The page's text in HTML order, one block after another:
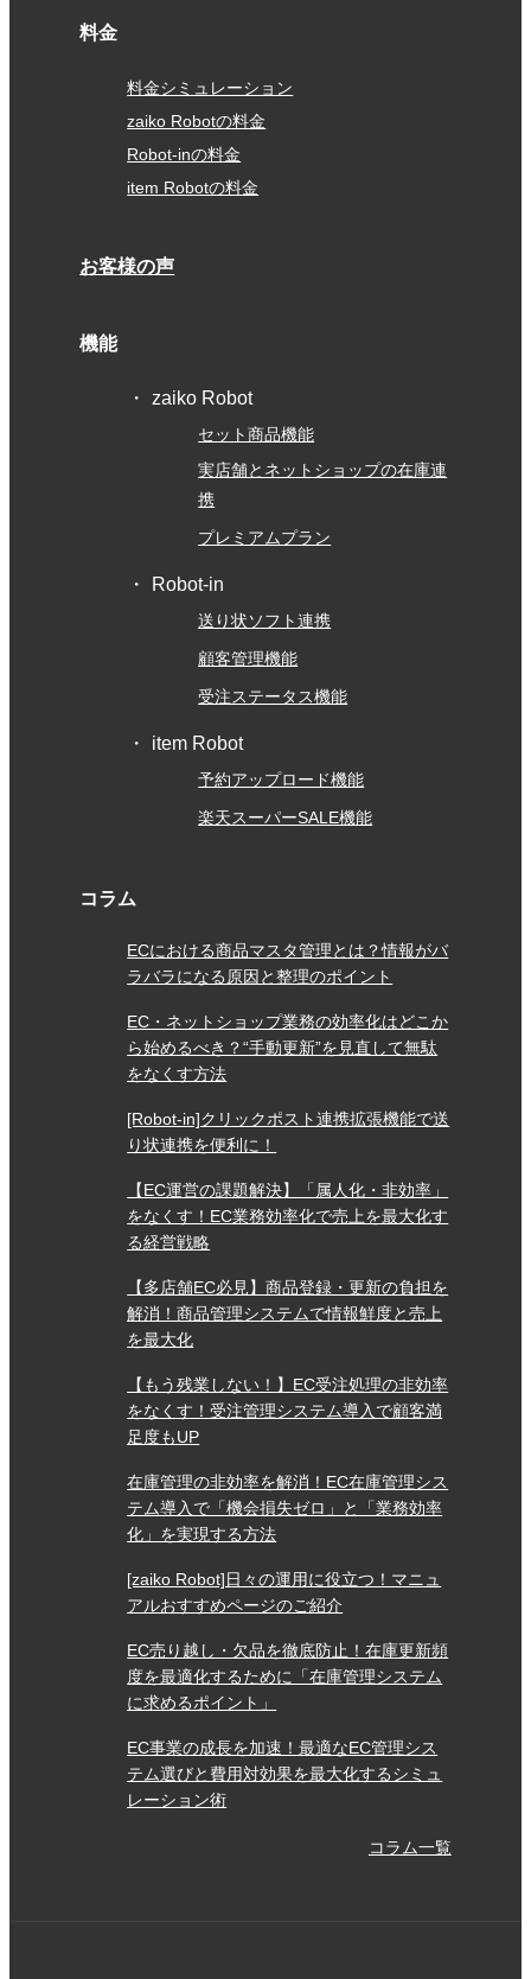
料金
料金シミュレーション
zaiko Robotの料金
Robot-inの料金
item Robotの料金
お客様の声
機能
zaiko Robot
セット商品機能
実店舗とネットショップの在庫連
携
プレミアムプラン
Robot-in
送り状ソフト連携
顧客管理機能
受注ステータス機能
item Robot
予約アップロード機能
楽天スーパーSALE機能
コラム
ECにおける商品マスタ管理とは？情報がバ
ラバラになる原因と整理のポイント
EC・ネットショップ業務の効率化はどこか
ら始めるべき？“手動更新”を見直して無駄
をなくす方法
[Robot-in]クリックポスト連携拡張機能で送
り状連携を便利に！
【EC運営の課題解決】「属人化・非効率」
をなくす！EC業務効率化で売上を最大化す
る経営戦略
【多店舗EC必見】商品登録・更新の負担を
解消！商品管理システムで情報鮮度と売上
を最大化
【もう残業しない！】EC受注処理の非効率
をなくす！受注管理システム導入で顧客満
足度もUP
在庫管理の非効率を解消！EC在庫管理シス
テム導入で「機会損失ゼロ」と「業務効率
化」を実現する方法
[zaiko Robot]日々の運用に役立つ！マニュ
アルおすすめページのご紹介
EC売り越し・欠品を徹底防止！在庫更新頻
度を最適化するために「在庫管理システム
に求めるポイント」
EC事業の成長を加速！最適なEC管理シス
テム選びと費用対効果を最大化するシミュ
レーション術
コラム一覧